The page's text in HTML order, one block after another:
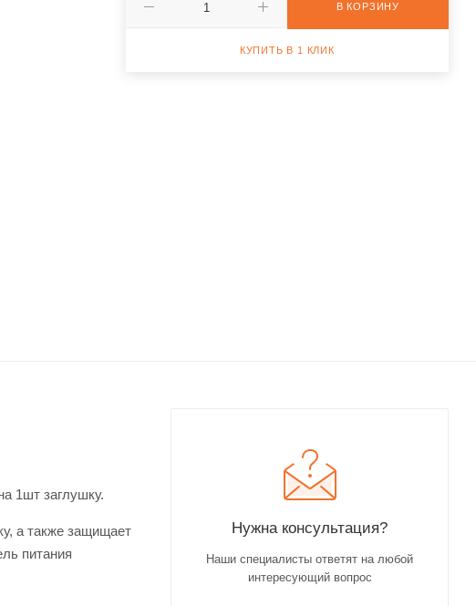
В КОРЗИНУ
КУПИТЬ В 1 КЛИК
1шт заглушку.
а также защищает
питания
Нужна консультация?
Наши специалисты ответят на любой
интересующий вопрос